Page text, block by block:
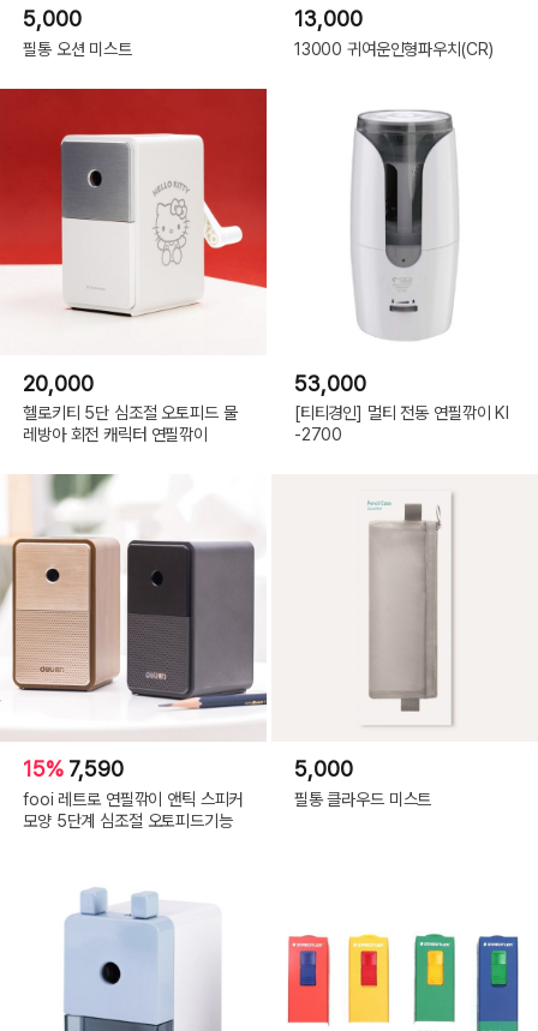
5,000
필통 오션 미스트
13,000
13000 귀여운인형파우치(CR)
20,000
헬로키티 5단 심조절 오토피드 물
레방아 회전 캐릭터 연필깎이
53,000
[티티경인] 멀티 전동 연필깎이 KI
-2700
15% 7,590
fooi 레트로 연필깎이 앤틱 스피커
모양 5단계 심조절 오토피드기능
5,000
필통 클라우드 미스트